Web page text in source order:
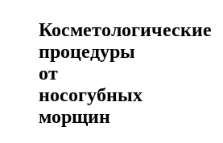
Косметологические
процедуры
от
носогубных
морщин